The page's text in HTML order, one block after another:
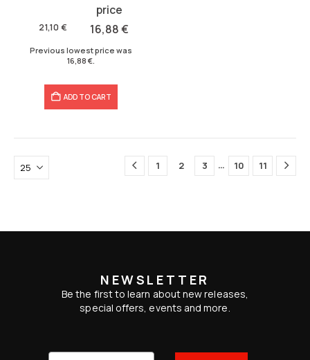
21,10 €
was:
16,88€
Previous lowest price was
16,88 €
ADD TO CART
1 2 3 … 10 11
NEWSLETTER
Be the first to learn about new releases,
special offers, events and more.